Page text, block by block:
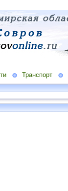
Транспорт